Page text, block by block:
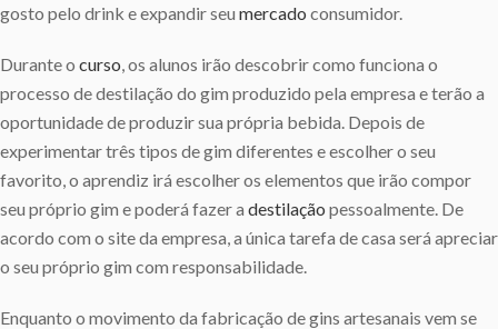
gosto pelo drink e expandir seu mercado consumidor.
Durante o curso, os alunos irão descobrir como funciona o
processo de destilação do gim produzido pela empresa e terão a
oportunidade de produzir sua própria bebida. Depois de
experimentar três tipos de gim diferentes e escolher o seu
favorito, o aprendiz irá escolher os elementos que irão compor
seu próprio gim e poderá fazer a destilação pessoalmente. De
acordo com o site da empresa, a única tarefa de casa será apreciar
o seu próprio gim com responsabilidade.
Enquanto o movimento da fabricação de gins artesanais vem se